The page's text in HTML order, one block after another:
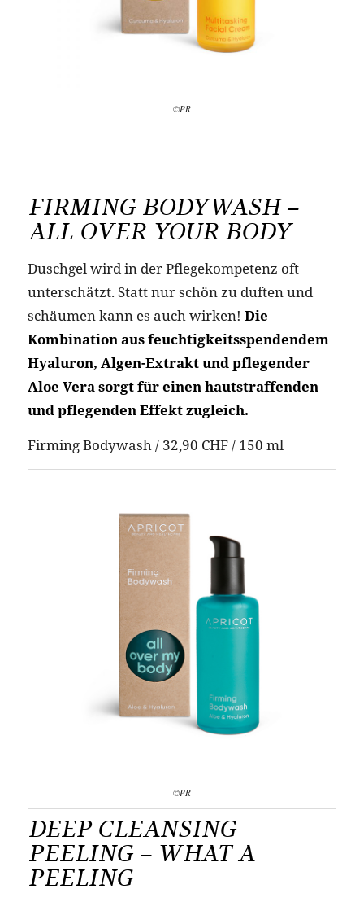
©PR
FIRMING BODYWASH –
ALL OVER YOUR BODY
Duschgel wird in der Pflegekompetenz oft
unterschätzt. Statt nur schön zu duften und
schäumen kann es auch wirken! Die
Kombination aus feuchtigkeitsspendendem
Hyaluron, Algen-Extrakt und pflegender
Aloe Vera sorgt für einen hautstraffenden
und pflegenden Effekt zugleich.
Firming Bodywash / 32,90 CHF / 150 ml
©PR
DEEP CLEANSING
PEELING – WHAT A
PEELING